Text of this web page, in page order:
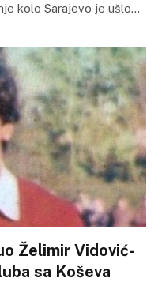
kolo Sarajevo je ušlo…
Želimir Vidović-
sa Koševa